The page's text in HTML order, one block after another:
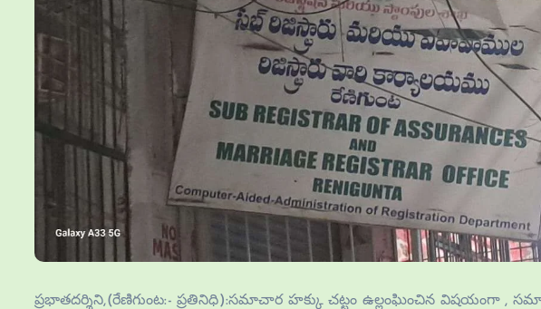
ప్రభాతదర్శిని,(రేణిగుంట:- ప్రతినిధి):సమాచార హక్కు చట్టం ఉల్లంఘించిన విషయంగా ,